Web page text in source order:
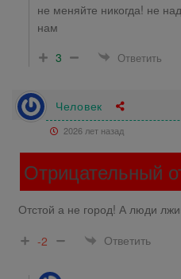
не меняйте никогда! не
нам
3
Ответить
Человек
2026 лет назад
Отрицательный
Отстой а не город! А люди
-2
Ответить